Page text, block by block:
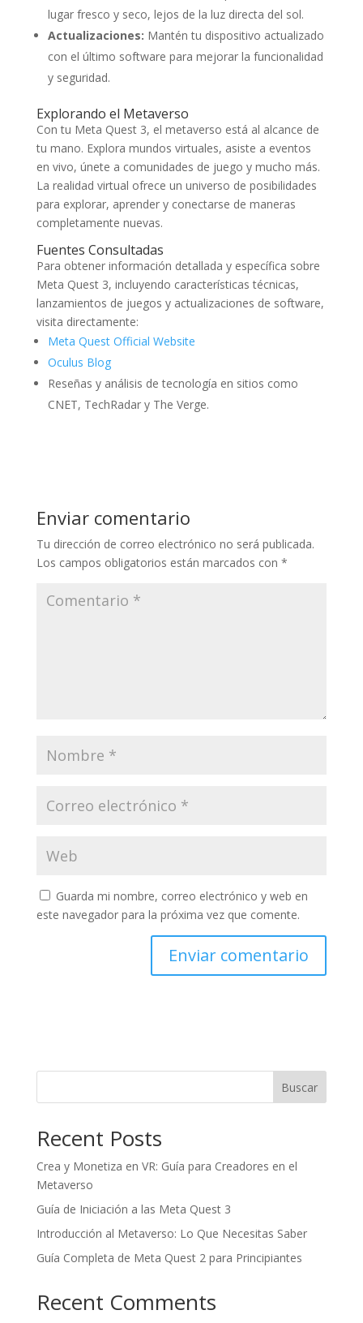
lugar fresco y seco, lejos de la luz directa del sol.
Actualizaciones: Mantén tu dispositivo actualizado
con el último software para mejorar la funcionalidad
y seguridad.
Explorando el Metaverso
Con tu Meta Quest 3, el metaverso está al alcance de
tu mano. Explora mundos virtuales, asiste a eventos
en vivo, únete a comunidades de juego y mucho más.
La realidad virtual ofrece un universo de posibilidades
para explorar, aprender y conectarse de maneras
completamente nuevas.
Fuentes Consultadas
Para obtener información detallada y específica sobre
Meta Quest 3, incluyendo características técnicas,
lanzamientos de juegos y actualizaciones de software,
visita directamente:
Meta Quest Official Website
Oculus Blog
Reseñas y análisis de tecnología en sitios como
CNET, TechRadar y The Verge.
Enviar comentario
Tu dirección de correo electrónico no será publicada.
Los campos obligatorios están marcados con *
Guarda mi nombre, correo electrónico y web en
este navegador para la próxima vez que comente.
Buscar
Recent Posts
Crea y Monetiza en VR: Guía para Creadores en el
Metaverso
Guía de Iniciación a las Meta Quest 3
Introducción al Metaverso: Lo Que Necesitas Saber
Guía Completa de Meta Quest 2 para Principiantes
Recent Comments